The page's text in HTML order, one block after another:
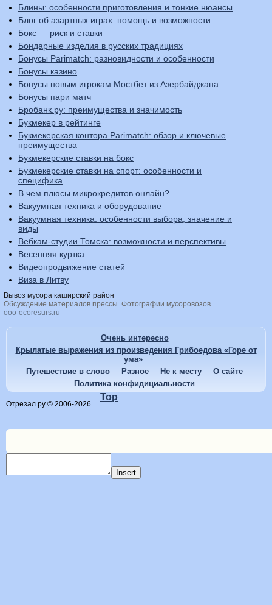
Блины: особенности приготовления и тонкие нюансы
Блог об азартных играх: помощь и возможности
Бокс — риск и ставки
Бондарные изделия в русских традициях
Бонусы Parimatch: разновидности и особенности
Бонусы казино
Бонусы новым игрокам Мостбет из Азербайджана
Бонусы пари матч
Бробанк.ру: преимущества и значимость
Букмекер в рейтинге
Букмекерская контора Parimatch: обзор и ключевые
преимущества
Букмекерские ставки на бокс
Букмекерские ставки на спорт: особенности и
специфика
В чем плюсы микрокредитов онлайн?
Вакуумная техника и оборудование
Вакуумная техника: особенности выбора, значение и
виды
Вебкам-студии Томска: возможности и перспективы
Весенняя куртка
Видеопродвижение статей
Виза в Литву
Вывоз мусора каширский район
Обсуждение материалов прессы. Фотографии мусоровозов.
ooo-ecoresurs.ru
Очень интересно
Крылатые выражения из произведения Грибоедова «Горе от
ума»
Путешествие в слово
Разное Не к месту
О сайте
Политика конфидициальности
Отрезал.ру © 2006-2026
Top
Insert